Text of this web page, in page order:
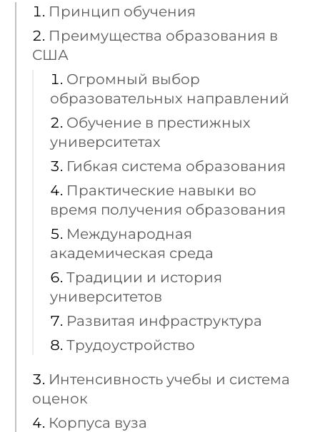
Принцип обучения
Преимущества образования в
США
Огромный выбор
образовательных направлений
Обучение в престижных
университетах
Гибкая система образования
Практические навыки во
время получения образования
Международная
академическая среда
Традиции и история
университетов
Развитая инфраструктура
Трудоустройство
Интенсивность учебы и система
оценок
Корпуса вуза